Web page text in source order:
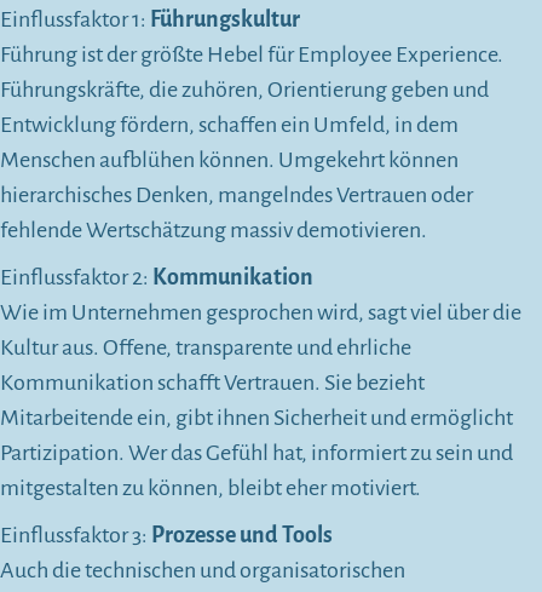
Einflussfaktor 1: Führungskultur
Führung ist der größte Hebel für Employee Experience.
Führungskräfte, die zuhören, Orientierung geben und
Entwicklung fördern, schaffen ein Umfeld, in dem
Menschen aufblühen können. Umgekehrt können
hierarchisches Denken, mangelndes Vertrauen oder
fehlende Wertschätzung massiv demotivieren.
Einflussfaktor 2: Kommunikation
Wie im Unternehmen gesprochen wird, sagt viel über die
Kultur aus. Offene, transparente und ehrliche
Kommunikation schafft Vertrauen. Sie bezieht
Mitarbeitende ein, gibt ihnen Sicherheit und ermöglicht
Partizipation. Wer das Gefühl hat, informiert zu sein und
mitgestalten zu können, bleibt eher motiviert.
Einflussfaktor 3: Prozesse und Tools
Auch die technischen und organisatorischen